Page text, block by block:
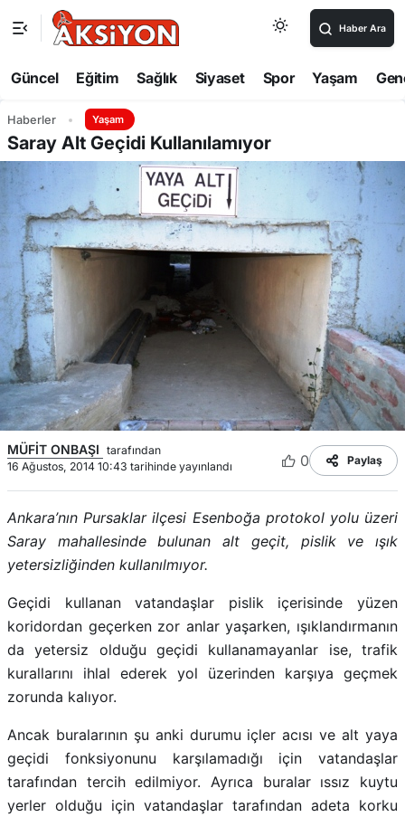
Haber Ara
Güncel Eğitim Sağlık Siyaset Spor Yaşam
Haberler Yaşam
Saray Alt Geçidi Kullanılamıyor
MÜFİT ONBAŞI tarafından
16 Ağustos, 2014 10:43 tarihinde yayınlandı
0 Paylaş
Ankara’nın Pursaklar ilçesi Esenboğa protokol yolu üzeri
Saray mahallesinde bulunan alt geçit, pislik ve ışık
yetersizliğinden kullanılmıyor.
Geçidi kullanan vatandaşlar pislik içerisinde yüzen
koridordan geçerken zor anlar yaşarken, ışıklandırmanın
da yetersiz olduğu geçidi kullanamayanlar ise, trafik
kurallarını ihlal ederek yol üzerinden karşıya geçmek
zorunda kalıyor.
Ancak buralarının şu anki durumu içler acısı ve alt yaya
geçidi fonksiyonunu karşılamadığı için vatandaşlar
tarafından tercih edilmiyor. Ayrıca buralar ıssız kuytu
yerler olduğu için vatandaşlar tarafından adeta korku